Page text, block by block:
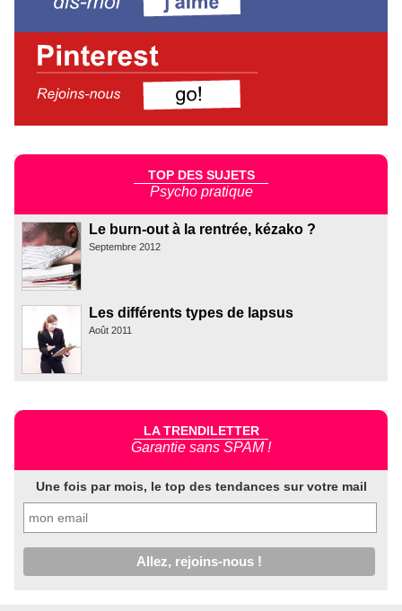
TOP DES SUJETS
Psycho pratique
Le burn-out à la rentrée, kézako ?
Septembre 2012
Les différents types de lapsus
Août 2011
LA TRENDILETTER
Garantie sans SPAM !
Une fois par mois, le top des tendances sur votre mail